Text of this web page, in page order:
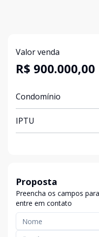
Valor venda
R$ 900.000,00
Condomínio
IPTU
Proposta
Preencha os campos
entre em contato